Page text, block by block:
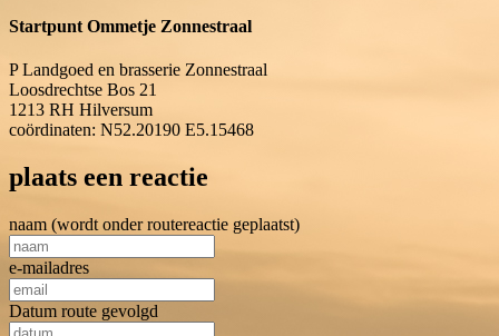
Startpunt Ommetje Zonnestraal
P Landgoed en brasserie Zonnestraal
Loosdrechtse Bos 21
1213 RH Hilversum
coördinaten: N52.20190 E5.15468
plaats een reactie
naam (wordt onder routereactie geplaatst)
e-mailadres
Datum route gevolgd